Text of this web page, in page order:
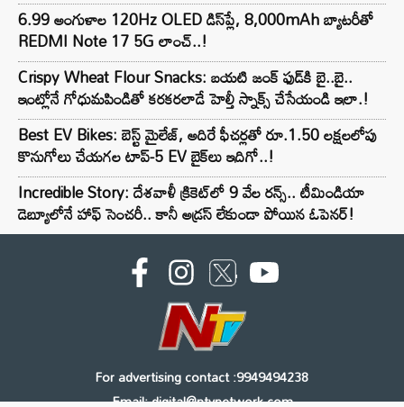
6.99 అంగుళాల 120Hz OLED డిస్‌ప్లే, 8,000mAh బ్యాటరీతో
REDMI Note 17 5G లాంచ్..!
Crispy Wheat Flour Snacks: బయటి జంక్ ఫుడ్‌కి బై..బై..
ఇంట్లోనే గోధుమపిండితో కరకరలాడే హెల్తీ స్నాక్స్ చేసేయండి ఇలా.!
Best EV Bikes: బెస్ట్ మైలేజ్, అదిరే ఫీచర్లతో రూ.1.50 లక్షలలోపు
కొనుగోలు చేయగల టాప్-5 EV బైక్‌లు ఇదిగో..!
Incredible Story: దేశవాళీ క్రికెట్‌లో 9 వేల రన్స్.. టీమిండియా
డెబ్యూలోనే హాఫ్ సెంచరీ.. కానీ అడ్రస్ లేకుండా పోయిన ఓపెనర్!
For advertising contact :9949494238
Email: digital@ntvnetwork.com